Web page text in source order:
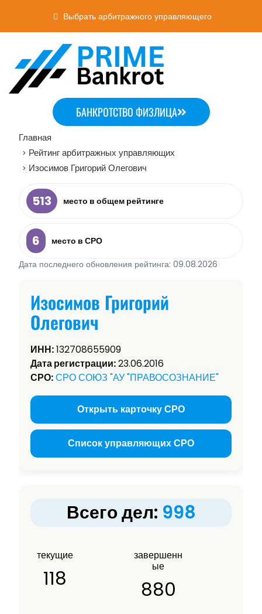
Выбрать арбитражного управляющего
БАНКРОТСТВО ФИЗЛИЦА
Главная
> Рейтинг арбитражных управляющих
> Изосимов Григорий Олегович
513 место в общем рейтинге
6
место в СРО
Дата последнего обновления рейтинга: 09.08.2026
Изосимов Григорий
Олегович
ИНН:132708655909
Дата регистрации:23.06.2016
СРО:СРО СОЮЗ "АУ "ПРАВОСОЗНАНИЕ"
Открыть карточку СРО
Список управляющих СРО
Всего дел: 998
текущие
118
завершенн
ые
880